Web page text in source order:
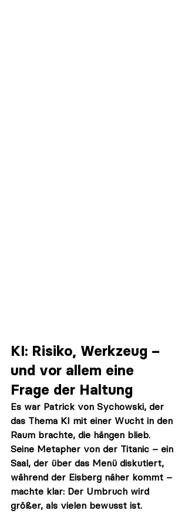
KI: Risiko, Werkzeug –
und vor allem eine
Frage der Haltung
Es war Patrick von Sychowski, der
das Thema KI mit einer Wucht in den
Raum brachte, die hängen blieb.
Seine Metapher von der Titanic – ein
Saal, der über das Menü diskutiert,
während der Eisberg näher kommt –
machte klar: Der Umbruch wird
größer, als vielen bewusst ist.